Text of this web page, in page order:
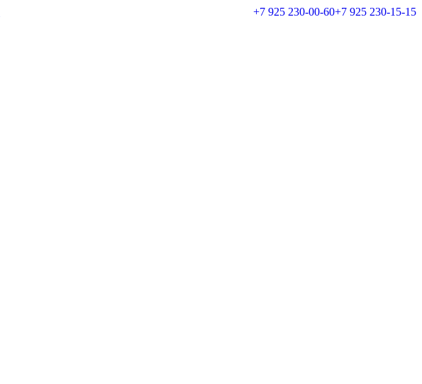
+7 925 230-15-15
+7 925 230-00-60